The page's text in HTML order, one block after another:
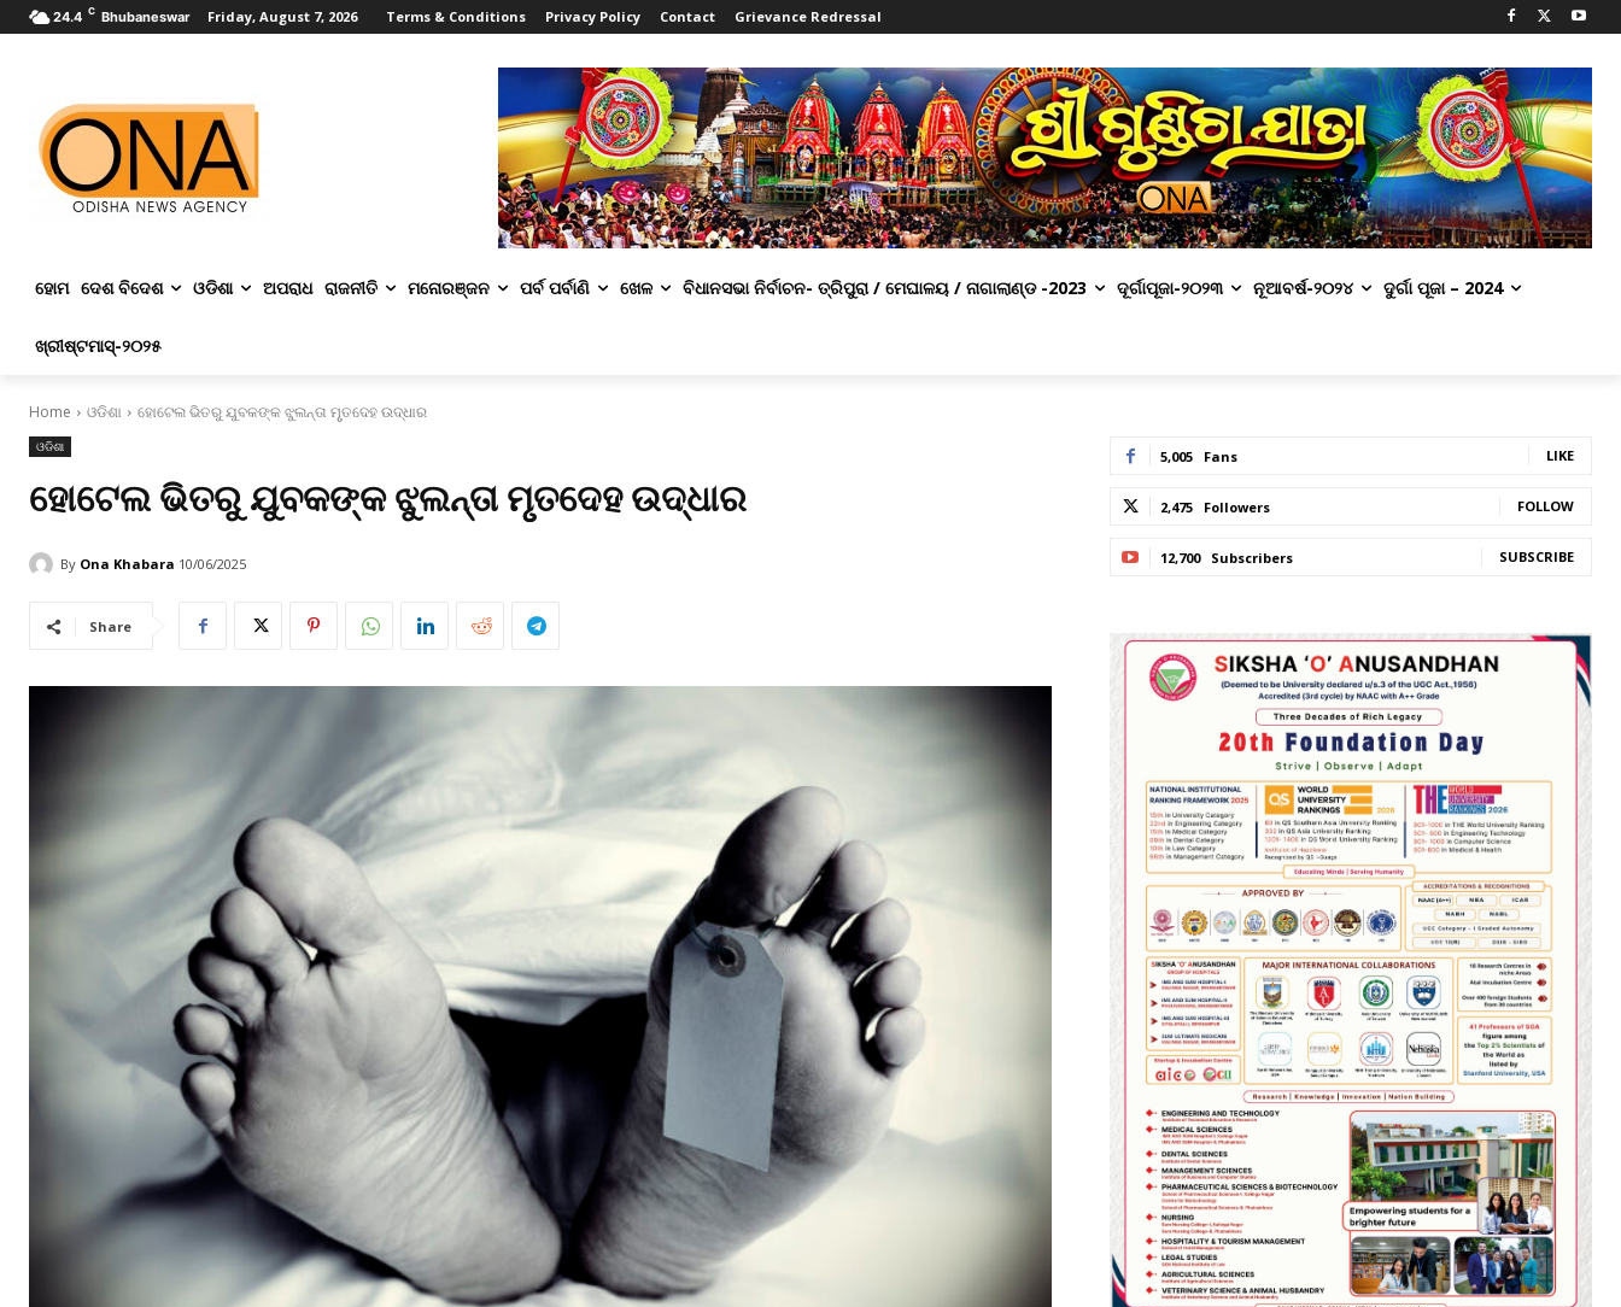
24.4 C Bhubaneswar Friday, August 7, 2026 Terms & Conditions Privacy Policy Contact Grievance Redressal
ହୋମ ଦେଶ ବିଦେଶ ଓଡିଶା ଅପରାଧ ରାଜନୀତି ମନୋରଞ୍ଜନ ପର୍ବ ପର୍ବାଣି ଖେଳ ବିଧାନସଭା ନିର୍ବାଚନ- ତ୍ରିପୁରା / ମେଘାଳୟ / ନାଗାଲାଣ୍ଡ -2023 ଦୂର୍ଗାପୂଜା-୨୦୨୩ ନୂଆବର୍ଷ-୨୦୨୪ ଦୁର୍ଗା ପୂଜା – 2024
ଖ୍ରୀଷ୍ଟମାସ୍‌-୨୦୨୫
Home ଓଡିଶା ହୋଟେଲ ଭିତରୁ ଯୁବକଙ୍କ ଝୁଲନ୍ତା ମୃୃତଦେହ ଉଦ୍ଧାର
ଓଡିଶା
ହୋଟେଲ ଭିତରୁ ଯୁବକଙ୍କ ଝୁଲନ୍ତା ମୃୃତଦେହ ଉଦ୍ଧାର
By Ona Khabara 10/06/2025
Share
5,005 Fans LIKE
2,475 Followers FOLLOW
12,700 Subscribers SUBSCRIBE